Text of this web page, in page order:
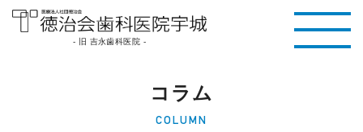
医療法人社団徳治
宇城 [旧 吉永歯科
- 旧 吉永歯科医院 -
コラム
COLUMN